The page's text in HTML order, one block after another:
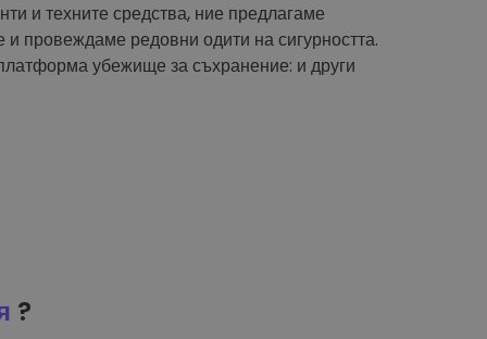
и техните средства, ние предлагаме
провеждаме редовни одити на сигурността.
убежище за съхранение: и други
?